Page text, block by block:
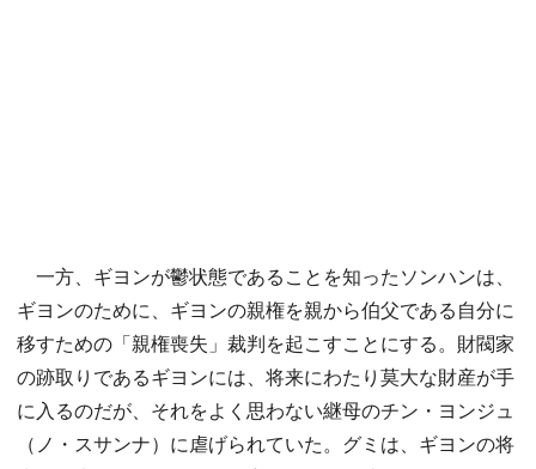
一方、ギヨンが鬱状態であることを知ったソンハンは、
ギヨンのために、ギヨンの親権を親から伯父である自分に
移すための「親権喪失」裁判を起こすことにする。財閥家
の跡取りであるギヨンには、将来にわたり莫大な財産が手
に入るのだが、それをよく思わない継母のチン・ヨンジュ
（ノ・スサンナ）に虐げられていた。グミは、ギヨンの将